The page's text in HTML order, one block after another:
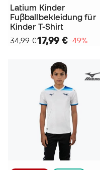
Latium Kinder
Fuβballbekleidung für
Kinder T-Shirt
34,99 €17,99 €−49%